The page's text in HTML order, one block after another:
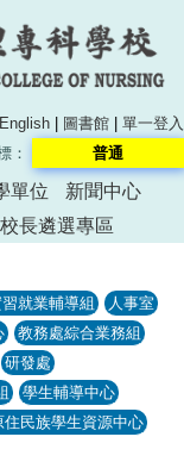
English | 圖書館 | 單一登入
：
普通
單位
新聞中心
校長遴選專區
就業輔導組
人事室
教務處綜合業務組
研發處
學生輔導中心
住民族學生資源中心